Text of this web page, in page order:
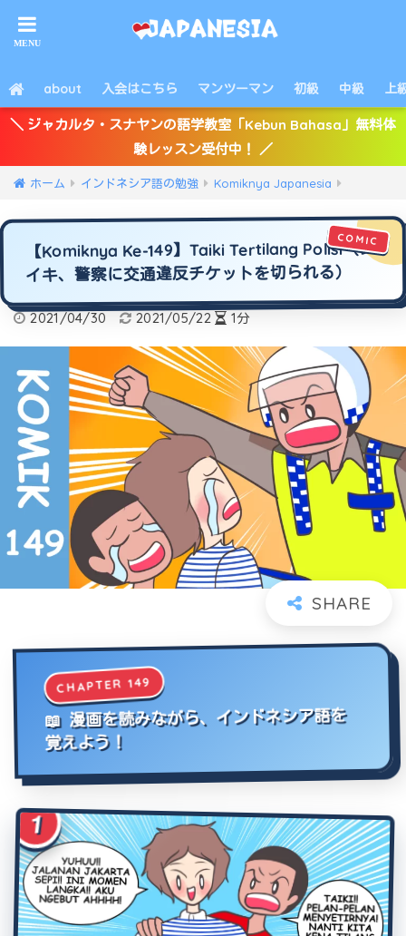
about 入会はこちら マンツーマン 初級 中級 上
＼ ジャカルタ・スナヤンの語学教室「Kebun Bahasa」無料体
験レッスン受付中！ ／
ホーム インドネシア語の勉強 Komiknya Japanesia
【Komiknya Ke-149】Taiki Tertilang Polisi（タ
イキ、警察に交通違反チケットを切られる）
2021/04/30 2021/05/22 1分
CHAPTER 149
📖 漫画を読みながら、インドネシア語を
覚えよう！
1